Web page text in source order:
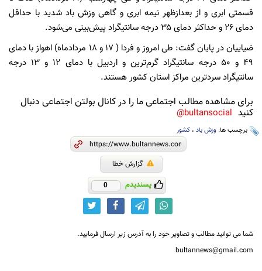
قسمتی ابری و از بعدازظهر نیمه ابری و گاهی وزش باد شدید با حداقل
دمای ۲۶ و حداکثر دمای ۳۵ درجه سانتیگراد پیش‌بینی می‌شود.
ضیاییان در پایان گفت: طی امروز و فردا ( ۱۷ و ۱۸ مردادماه) اهواز با دمای
۴۹ و ۵۰ درجه سانتیگراد گرم‌ترین و اردبیل با دمای ۱۲ و ۱۳ درجه
سانتیگراد سردترین مراکز استان‌ کشور هستند.
برای مشاهده مطالب اجتماعی ما را در کانال بولتن اجتماعی دنبال
کنید bultansocial@
برچسب ها: وزش باد ، کشور
گزارش خطا
پسندیدم 0
شما می توانید مطالب و تصاویر خود را به آدرس زیر ارسال فرمایید.
bultannews@gmail.com